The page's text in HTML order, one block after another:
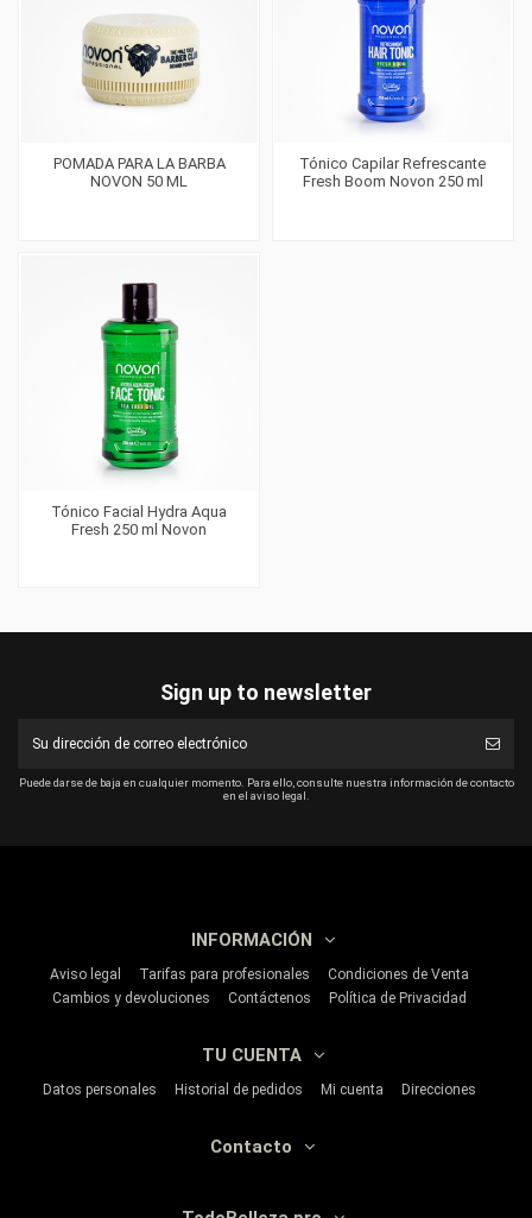
POMADA PARA LA BARBA
NOVON 50 ML
Tónico Capilar Refrescante
Fresh Boom Novon 250 ml
Tónico Facial Hydra Aqua
Fresh 250 ml Novon
Sign up to newsletter
Puede darse de baja en cualquier momento. Para ello, consulte nuestra información de contacto
en el aviso legal.
INFORMACIÓN
Aviso legal Tarifas para profesionales
Condiciones de Venta
Cambios y devoluciones
Contáctenos Política de Privacidad
TU CUENTA
Datos personales Historial de pedidos Mi cuenta Direcciones
Contacto